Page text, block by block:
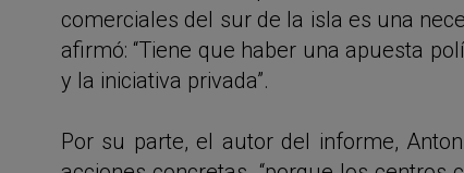
comerciales del sur de la isla es una
afirmó: “Tiene que haber una apuesta
y la iniciativa privada”.
Por su parte, el autor del informe,